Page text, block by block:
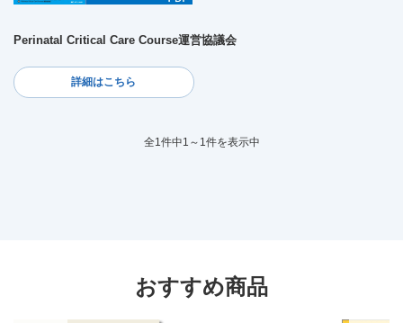
Perinatal Critical Care Course運営協議会
詳細はこちら
全1件中1～1件を表示中
おすすめ商品